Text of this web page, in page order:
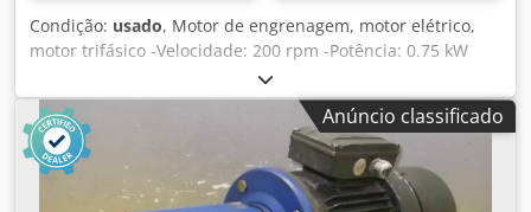
Condição: usado, Motor de engrenagem, motor elétrico,
motor trifásico -Velocidade: 200 rpm -Potência: 0.75 kW
Dcodpfec Nlymex Aggek -Construção: Ângulo B5 -Diameter
eixo oco: Ø 25 mm -Classe de protecção: IP 54 -Número: 1x
motores disponíveis -Preço: por peça -Dimensões:
520/250/H220 mm -Peso: 26 kg/peça
Anúncio classificado